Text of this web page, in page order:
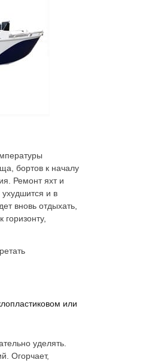
бортов к началу
Ремонт яхт и
и в
вновь отдыхать,
или
уделять.
Огорчает,